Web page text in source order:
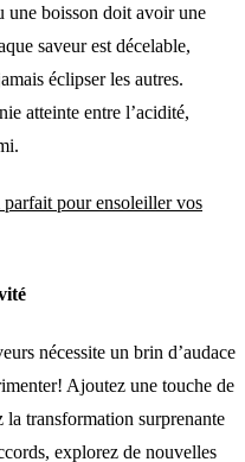
une boisson doit avoir une
saveur est décelable,
éclipser les autres.
atteinte entre l’acidité,
pour ensoleiller vos
nécessite un brin d’audace
Ajoutez une touche de
la transformation surprenante
explorez de nouvelles